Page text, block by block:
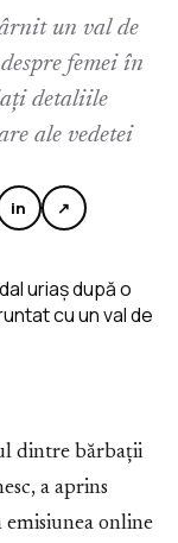
un val de
femei în
detaliile
ale vedetei
in ↗
dintre bărbații
a aprins
online